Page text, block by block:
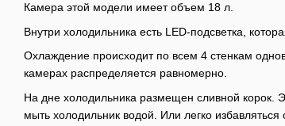
Камера этой модели имеет объем 18 л.
Внутри холодильника есть LED-подсветка,
Охлаждение происходит по всем 4 стенкам
камерах распределяется равномерно.
На дне холодильника размещен сливной корок.
мыть холодильник водой. Или легко избавляться